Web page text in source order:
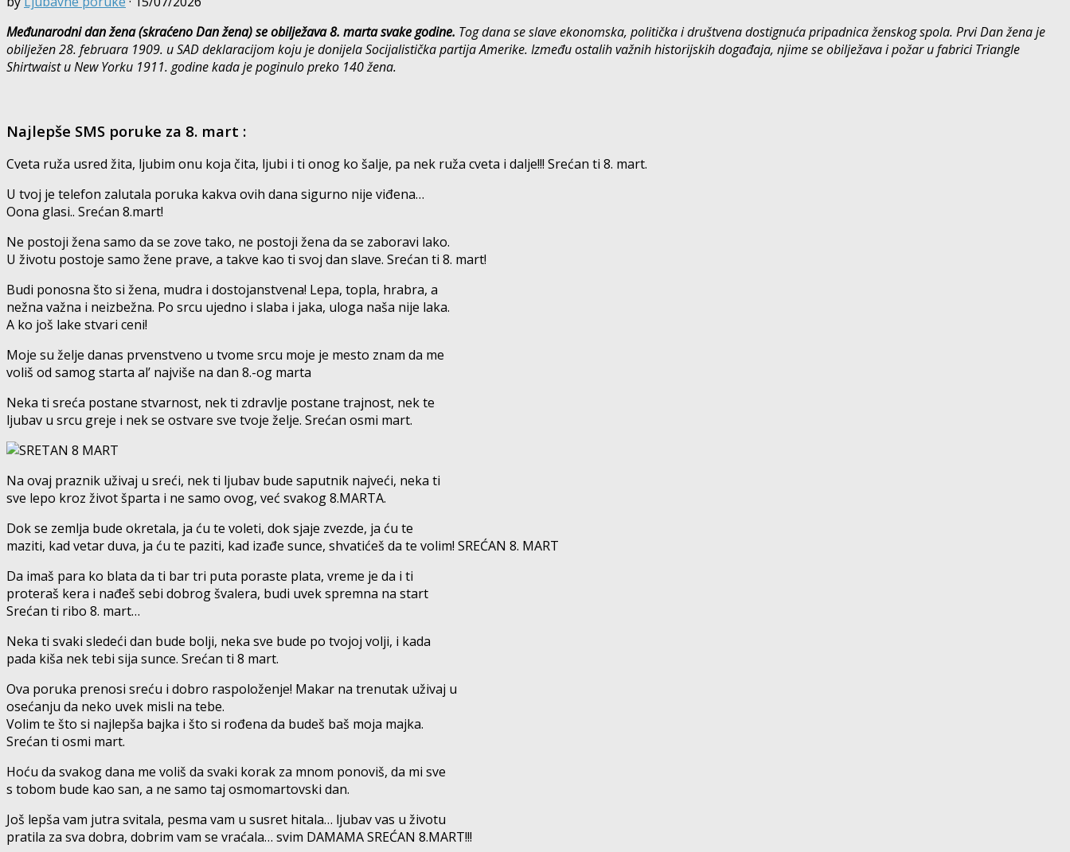
Međunarodni dan žena (skraćeno Dan žena) se obilježava 8. marta svake godine. Tog dana se slave ekonomska, politička i društvena dostignuća pripadnica ženskog spola. Prvi Dan žena je
obilježen 28. februara 1909. u SAD deklaracijom koju je donijela Socijalistička partija Amerike. Između ostalih važnih historijskih događaja, njime se obilježava i požar u fabrici Triangle
Shirtwaist u New Yorku 1911. godine kada je poginulo preko 140 žena.
Najlepše SMS poruke za 8. mart :
Cveta ruža usred žita, ljubim onu koja čita, ljubi i ti onog ko šalje, pa nek ruža cveta i dalje!!! Srećan ti 8. mart.
U tvoj je telefon zalutala poruka kakva ovih dana sigurno nije viđena…
Oona glasi.. Srećan 8.mart!
Ne postoji žena samo da se zove tako, ne postoji žena da se zaboravi lako.
U životu postoje samo žene prave, a takve kao ti svoj dan slave. Srećan ti 8. mart!
Budi ponosna što si žena, mudra i dostojanstvena! Lepa, topla, hrabra, a
nežna važna i neizbežna. Po srcu ujedno i slaba i jaka, uloga naša nije laka.
A ko još lake stvari ceni!
Moje su želje danas prvenstveno u tvome srcu moje je mesto znam da me
voliš od samog starta al’ najviše na dan 8.-og marta
Neka ti sreća postane stvarnost, nek ti zdravlje postane trajnost, nek te
ljubav u srcu greje i nek se ostvare sve tvoje želje. Srećan osmi mart.
Na ovaj praznik uživaj u sreći, nek ti ljubav bude saputnik najveći, neka ti
sve lepo kroz život šparta i ne samo ovog, već svakog 8.MARTA.
Dok se zemlja bude okretala, ja ću te voleti, dok sjaje zvezde, ja ću te
maziti, kad vetar duva, ja ću te paziti, kad izađe sunce, shvatićeš da te volim! SREĆAN 8. MART
Da imaš para ko blata da ti bar tri puta poraste plata, vreme je da i ti
proteraš kera i nađeš sebi dobrog švalera, budi uvek spremna na start
Srećan ti ribo 8. mart…
Neka ti svaki sledeći dan bude bolji, neka sve bude po tvojoj volji, i kada
pada kiša nek tebi sija sunce. Srećan ti 8 mart.
Ova poruka prenosi sreću i dobro raspoloženje! Makar na trenutak uživaj u
osećanju da neko uvek misli na tebe.
Volim te što si najlepša bajka i što si rođena da budeš baš moja majka.
Srećan ti osmi mart.
Hoću da svakog dana me voliš da svaki korak za mnom ponoviš, da mi sve
s tobom bude kao san, a ne samo taj osmomartovski dan.
Još lepša vam jutra svitala, pesma vam u susret hitala… ljubav vas u životu
pratila za sva dobra, dobrim vam se vraćala… svim DAMAMA SREĆAN 8.MART!!!